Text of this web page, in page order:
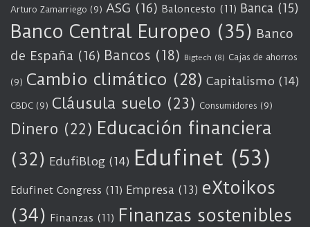
Arturo Zamarriego (9) ASG (16) Baloncesto (11) Banca (15)
Banco Central Europeo (35) Banco
de España (16) Bancos (18) Bigtech (8) Cajas de ahorros
(9) Cambio climático (28) Capitalismo (14)
CBDC (9) Cláusula suelo (23) Consumidores (9)
Dinero (22) Educación financiera
(32) EdufiBlog (14) Edufinet (53)
Edufinet Congress (11) Empresa (13) eXtoikos
(34) Finanzas (11) Finanzas sostenibles